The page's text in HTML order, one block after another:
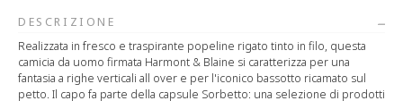
DESCRIZIONE
Realizzata in fresco e traspirante popeline rigato tinto in filo, questa
camicia da uomo firmata Harmont & Blaine si caratterizza per una
fantasia a righe verticali all over e per l'iconico bassotto ricamato sul
petto. Il capo fa parte della capsule Sorbetto: una selezione di prodotti